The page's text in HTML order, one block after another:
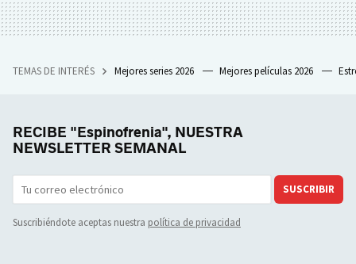
TEMAS DE INTERÉS Mejores series 2026 Mejores películas 2026
RECIBE "Espinofrenia", NUESTRA
NEWSLETTER SEMANAL
SUSCRIBIR
Suscribiéndote aceptas nuestra política de privacidad